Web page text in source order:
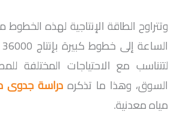
لتتناسب مع الاحتياجات المختلفة
السوق، وهذا ما تذكره دراسة جدوى
مياه معدنية.